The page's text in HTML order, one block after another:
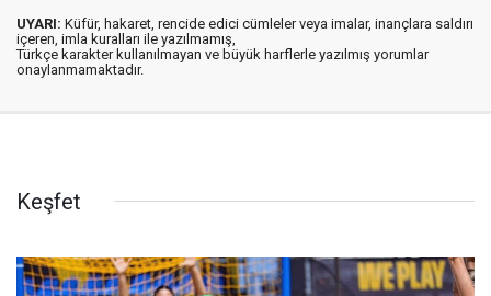
UYARI: Küfür, hakaret, rencide edici cümleler veya imalar, inançlara saldırı
içeren, imla kuralları ile yazılmamış,
Türkçe karakter kullanılmayan ve büyük harflerle yazılmış yorumlar
onaylanmamaktadır.
Keşfet